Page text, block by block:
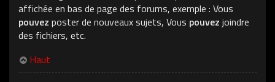
affichée en bas de page des forums, exemple : Vous
pouvez poster de nouveaux sujets, Vous pouvez joindre
des fichiers, etc.
Haut